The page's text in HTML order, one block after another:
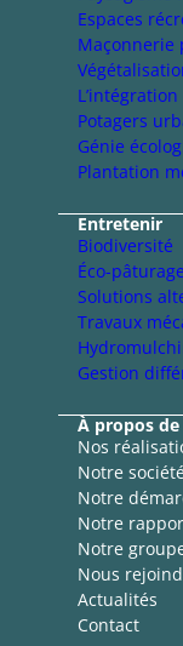
Espaces
Maçonnerie
Potagers
Génie
Plantation
Entretenir
Biodiversité
Éco-pâturage
Solutions
Travaux
Gestion
À propos
Nos
Notre
Notre
Notre
Notre
Nous
Actualités
Contact